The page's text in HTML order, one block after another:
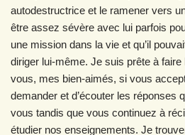
autodestructrice et le ramener vers
être assez sévère avec lui parfois
une mission dans la vie et qu’il
diriger lui-même. Je suis prête à
vous, mes bien-aimés, si vous
demander et d’écouter les réponses
vous tandis que vous continuez à
étudier nos enseignements. Je